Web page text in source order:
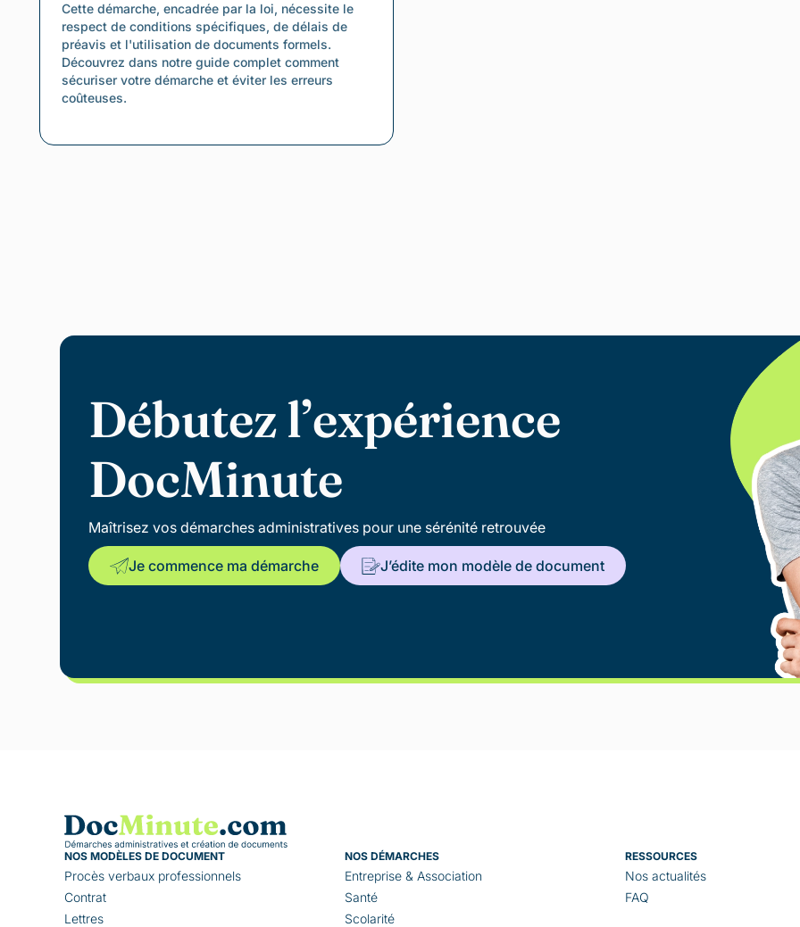
Cette démarche, encadrée par la loi, nécessite le
respect de conditions spécifiques, de délais de
préavis et l'utilisation de documents formels.
Découvrez dans notre guide complet comment
sécuriser votre démarche et éviter les erreurs
coûteuses.
Débutez l’expérience
DocMinute
Maîtrisez vos démarches administratives pour une sérénité retrouvée
Je commence ma démarche J’édite mon modèle de document
NOS MODÈLES DE DOCUMENT
Procès verbaux professionnels
Contrat
Lettres
NOS DÉMARCHES
Entreprise & Association
Santé
Scolarité
RESSOURCES
Nos actualités
FAQ